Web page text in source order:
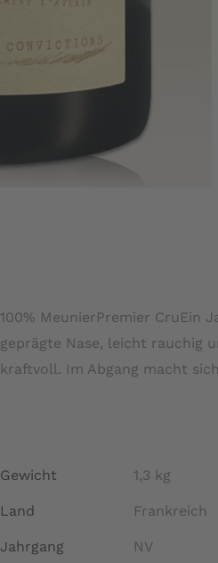
100% MeunierPremier CruEin
geprägte Nase, leicht rauchig
kraftvoll. Im Abgang macht
Gewicht 1,3 kg
Land Frankreich
Jahrgang NV